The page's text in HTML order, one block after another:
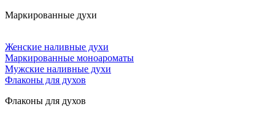
Маркированные духи
Женские наливные духи
Маркированные моноароматы
Мужские наливные духи
Флаконы для духов
Флаконы для духов